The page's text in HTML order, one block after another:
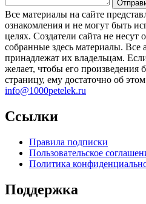
Все материалы на сайте
ознакомления и не могут быть
целях. Создатели сайта не несут
собранные здесь материалы. Все
принадлежат их владельцам.
желает, чтобы его произведения
страницу, ему достаточно об
info@1000petelek.ru
Ссылки
Правила подписки
Пользовательское
Политика
Поддержка